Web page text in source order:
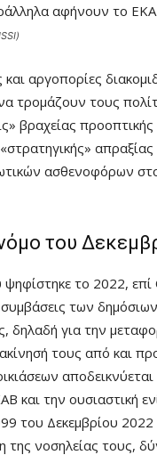
αφήνουν το
και αργοπορίες
τρομάζουν τους
βραχείας
ασθενοφόρων
του
το 2022,
των
δηλαδή για την
τους από και
και την ουσιαστική
του Δεκεμβρίου
νοσηλείας τους,